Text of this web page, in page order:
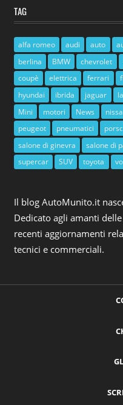
TAG
alfa romeo audi auto
berlina
BMW chevrolet
coupè
elettrica ferrari
hyundai
ibrida jaguar
Mini
motori News
peugeot
pneumatici
salone di ginevra
salone di
supercar
SUV toyota
Il blog AutoMunito.it
Dedicato agli amanti
recenti aggiornamenti
tecnici e commerciali.